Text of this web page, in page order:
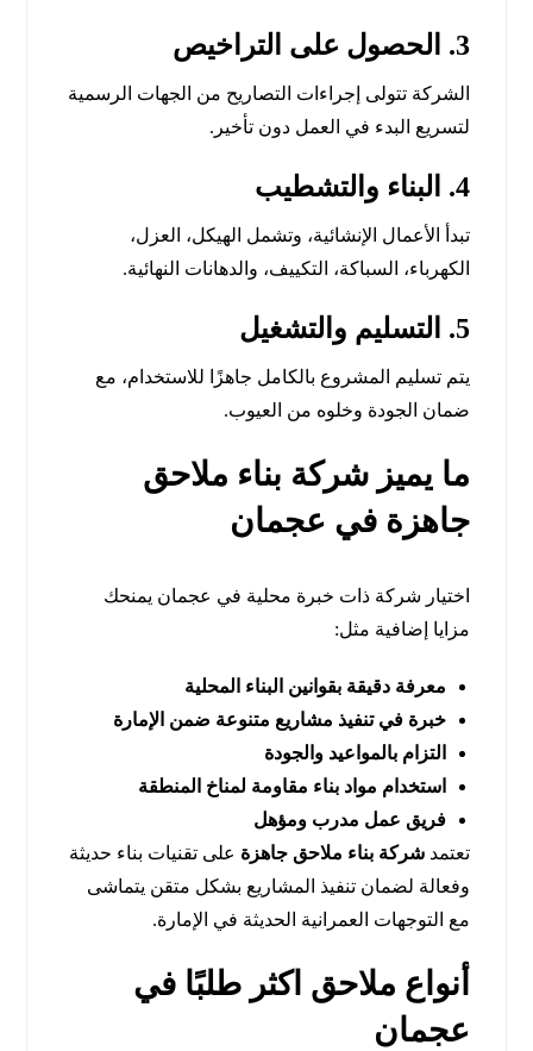
3. الحصول على التراخيص
الشركة تتولى إجراءات التصاريح من الجهات الرسمية
لتسريع البدء في العمل دون تأخير.
4. البناء والتشطيب
تبدأ الأعمال الإنشائية، وتشمل الهيكل، العزل،
الكهرباء، السباكة، التكييف، والدهانات النهائية.
5. التسليم والتشغيل
يتم تسليم المشروع بالكامل جاهزًا للاستخدام، مع
ضمان الجودة وخلوه من العيوب.
ما يميز شركة بناء ملاحق
جاهزة في عجمان
اختيار شركة ذات خبرة محلية في عجمان يمنحك
مزايا إضافية مثل:
معرفة دقيقة بقوانين البناء المحلية
خبرة في تنفيذ مشاريع متنوعة ضمن الإمارة
التزام بالمواعيد والجودة
استخدام مواد بناء مقاومة لمناخ المنطقة
فريق عمل مدرب ومؤهل
تعتمدشركة بناء ملاحق جاهزة على تقنيات بناء حديثة
وفعالة لضمان تنفيذ المشاريع بشكل متقن يتماشى
مع التوجهات العمرانية الحديثة في الإمارة.
أنواع ملاحق اكثر طلبًا في
عجمان